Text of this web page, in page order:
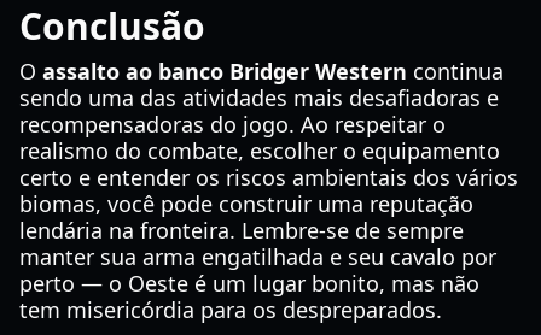
Conclusão
O assalto ao banco Bridger Western continua
sendo uma das atividades mais desafiadoras e
recompensadoras do jogo. Ao respeitar o
realismo do combate, escolher o equipamento
certo e entender os riscos ambientais dos vários
biomas, você pode construir uma reputação
lendária na fronteira. Lembre-se de sempre
manter sua arma engatilhada e seu cavalo por
perto — o Oeste é um lugar bonito, mas não
tem misericórdia para os despreparados.